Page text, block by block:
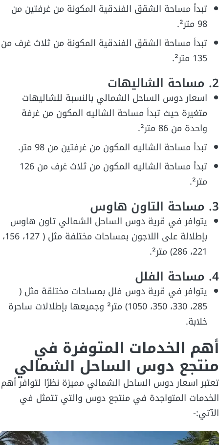
تبدأ مساحة الشقق الفندقية المكونة من غرفتين من
98 متر².
تبدأ مساحة الشقق الفندقية المكونة من ثلاث غرف من
135 متر².
2. مساحة الشاليهات
اسعار دوس الساحل الشمالي بالنسبة للشاليهات
متغيرة حيث تبدأ مساحة الشاليه المكون من غرفة
واحدة من 86 متر².
تبدأ مساحة الشاليه المكون من غرفتين من 98 متر.
تبدأ مساحة الشاليه المكون من ثلاث غرف من 126
متر².
3. مساحة التاون هاوس
يتوافر في قرية دوس الساحل الشمالي تاون هاوس
بإطلالة على اللاجون بمساحات مختلفة مثل ( 127، 156،
221، 286) متر².
4. مساحة الفلل
يتوافر في قرية دوس فلل بمساحات مختلقة مثل (
285، 330، 350، 1050) متر² وجميعها بإطلالات ساحرة
خلابة.
أهم الخدمات المتوفرة في
منتجع دوس الساحل الشمالي
تعتبر اسعار دوس الساحل الشمالي مميزة نظرًا لتوافر أهم
الخدمات المتواجدة في منتجع دوس والتي تتمثل في
الآتي:-